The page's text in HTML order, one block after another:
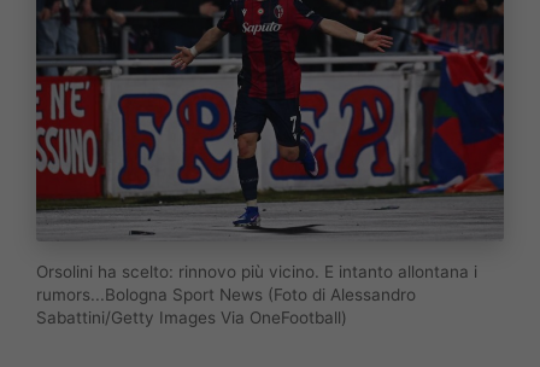
Orsolini ha scelto: rinnovo più vicino. E intanto allontana i
rumors...Bologna Sport News (Foto di Alessandro
Sabattini/Getty Images Via OneFootball)